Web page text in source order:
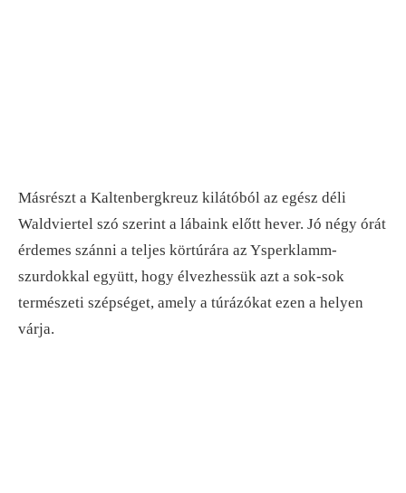
Másrészt a Kaltenbergkreuz kilátóból az egész déli
Waldviertel szó szerint a lábaink előtt hever. Jó négy órát
érdemes szánni a teljes körtúrára az Ysperklamm-
szurdokkal együtt, hogy élvezhessük azt a sok-sok
természeti szépséget, amely a túrázókat ezen a helyen
várja.